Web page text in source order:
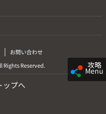
攻略
Menu
|
お問い合わせ
Rights Reserved.
プへ